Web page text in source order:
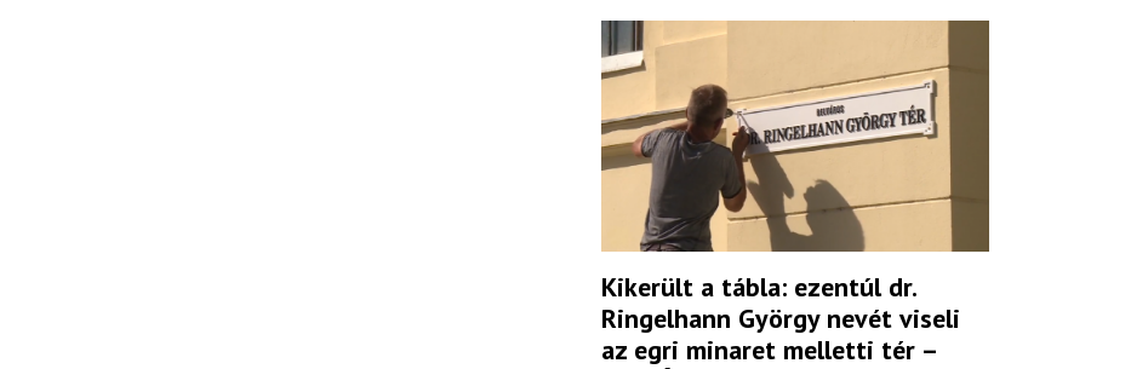
Kikerült a tábla: ezentúl dr.
Ringelhann György nevét viseli
az egri minaret melletti tér –